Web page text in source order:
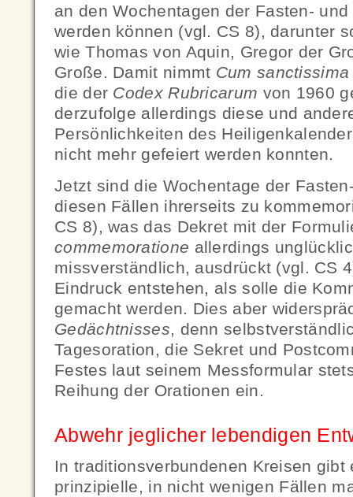
an den Wochentagen der Fasten-
werden können (vgl. CS 8), darunter
wie Thomas von Aquin, Gregor der
Große. Damit nimmt Cum
die der Codex Rubricarum von 1960
derzufolge allerdings diese und
Persönlichkeiten des
nicht mehr gefeiert werden konnten.
Jetzt sind die Wochentage der
diesen Fällen ihrerseits zu
CS 8), was das Dekret mit der
commemoratione allerdings
missverständlich, ausdrückt (vgl. CS
Eindruck entstehen, als solle die
gemacht werden. Dies aber
Gedächtnisses, denn
Tagesoration, die Sekret und
Festes laut seinem Messformular
Reihung der Orationen ein.
Abwehr jeglicher lebendigen
In traditionsverbundenen Kreisen
prinzipielle, in nicht wenigen Fällen